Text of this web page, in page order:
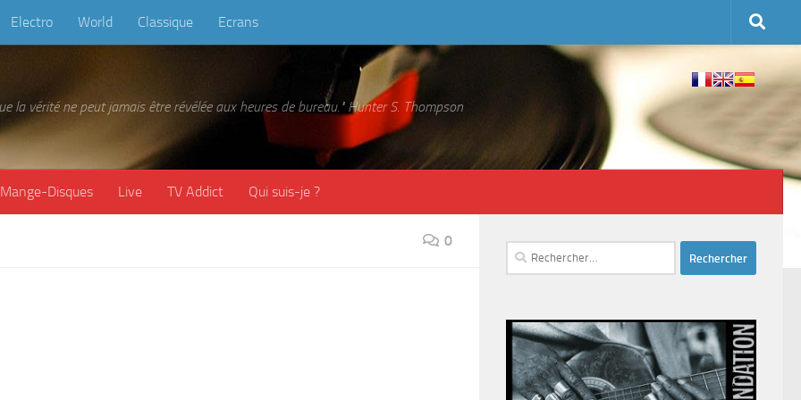
Electro World Classique Ecrans
la vérité ne peut jamais être révélée aux heures de bureau." Hunter S. Thompson
Mange-Disques Live TV Addict Qui suis-je ?
0
Rechercher :